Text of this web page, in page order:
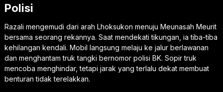
Polisi
Razali mengemudi dari arah Lhoksukon menuju Meunasah Meurit
bersama seorang rekannya. Saat mendekati tikungan, ia tiba-tiba
kehilangan kendali. Mobil langsung melaju ke jalur berlawanan
dan menghantam truk tangki bernomor polisi BK. Sopir truk
mencoba menghindar, tetapi jarak yang terlalu dekat membuat
benturan tidak terelakkan.